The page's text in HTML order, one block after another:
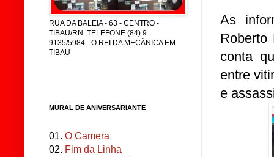
As
Roberto
conta
entre
e
RUA DA BALEIA - 63 - CENTRO -
TIBAU/RN. TELEFONE (84) 9
9135/5984 - O REI DA MECÂNICA EM
TIBAU
MURAL DE ANIVERSARIANTE
01. O Camera
02. Fim da Linha